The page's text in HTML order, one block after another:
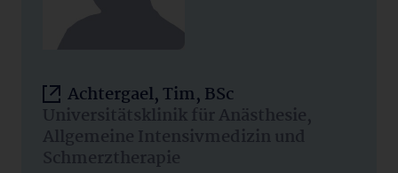
Achtergael, Tim, BSc
Universitätsklinik für Anästhesie,
Allgemeine Intensivmedizin und
Schmerztherapie